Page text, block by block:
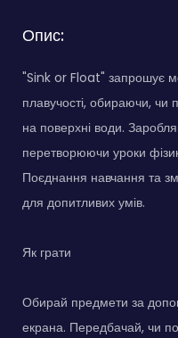
Опис:
"Sink or Float" запрошує
плавучості, обираючи, чи
на поверхні води.
перетворюючи уроки
Поєднання навчання та
для допитливих умів.
Як грати
Обирай предмети за
екрана. Передбачай, чи